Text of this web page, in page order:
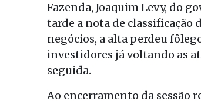
Fazenda, Joaquim Levy, do
tarde a nota de classificação
negócios, a alta perdeu
investidores já voltando as
seguida.
Ao encerramento da sessão